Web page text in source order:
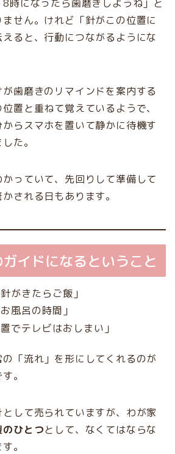
時になったら歯磨きしようね」と
せん。けれど「針がこの位置に
ると、行動につながるようにな
歯磨きのリマインドを案内する
置と重ねて覚えているようで、
らスマホを置いて静かに待機す
た。
っていて、先回りして準備して
される日もあります。
イドになるということ
がきたらご飯」
風呂の時間」
でテレビはおしまい」
「流れ」を形にしてくれるのが
。
して売られていますが、わが家
ひとつとして、なくてはならな
。